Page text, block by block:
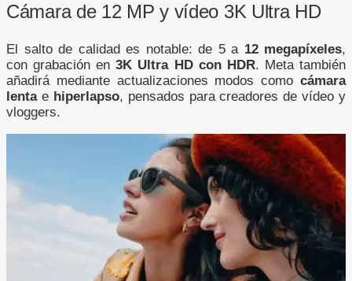
Cámara de 12 MP y vídeo 3K Ultra HD
El salto de calidad es notable: de 5 a 12 megapíxeles,
con grabación en3K Ultra HD con HDR. Meta también
añadirá mediante actualizaciones modos como cámara
lentae hiperlapso, pensados para creadores de vídeo y
vloggers.